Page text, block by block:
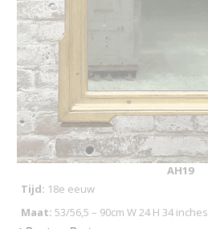
AH19
Tijd: 18e eeuw
Maat: 53/56,5 – 90cm W 24 H 34 inches